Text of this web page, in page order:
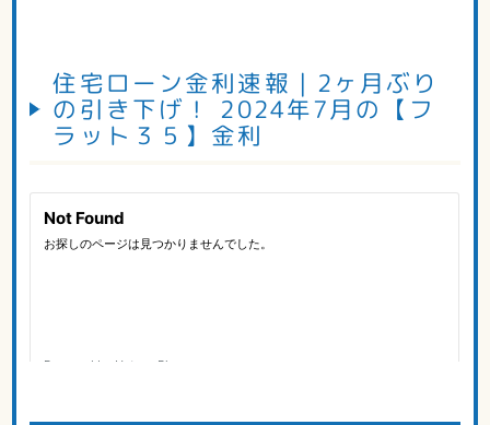
住宅ローン金利速報｜2ヶ月ぶり
の引き下げ！ 2024年7月の【フ
ラット３５】金利